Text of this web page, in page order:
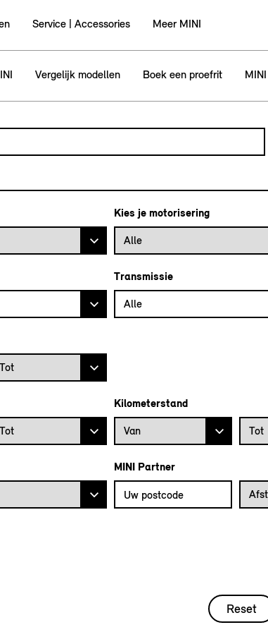
Service | Accessories Meer MINI
Vergelijk modellen Boek een proefrit
MINI Cooper Clubman
Kies je motorisering
Alle
Transmissie
Alle
tot
Tot
tot
Tot
Kilometerstand
Kilometerstand vanaf
Van Tot
MINI Partner
Vul uw postcode in om de
Reset